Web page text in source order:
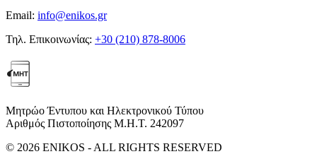
Email: info@enikos.gr
Τηλ. Επικοινωνίας: +30 (210) 878-8006
Μητρώο Έντυπου και Ηλεκτρονικού Τύπου
Αριθμός Πιστοποίησης Μ.Η.Τ. 242097
© 2026 ENIKOS - ALL RIGHTS RESERVED